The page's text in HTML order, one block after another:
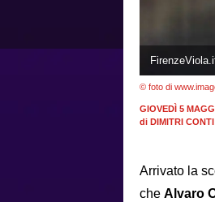
© foto di
GIOVEDÌ 5
di DIMITRI CONTI
Arrivato la
che Alvaro